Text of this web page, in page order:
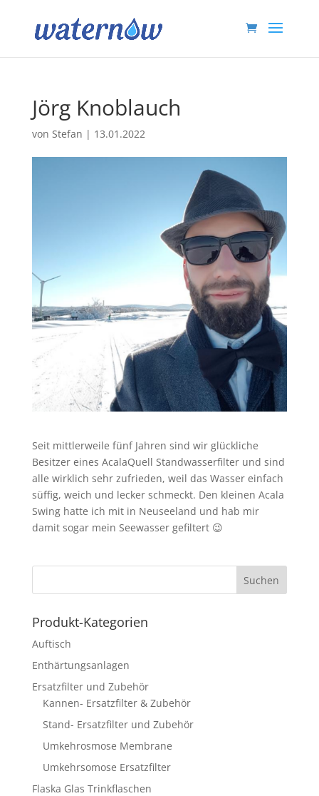
Jörg Knoblauch
von Stefan | 13.01.2022
Seit mittlerweile fünf Jahren sind wir glückliche
Besitzer eines AcalaQuell Standwasserfilter und sind
alle wirklich sehr zufrieden, weil das Wasser einfach
süffig, weich und lecker schmeckt. Den kleinen Acala
Swing hatte ich mit in Neuseeland und hab mir
damit sogar mein Seewasser gefiltert 😉
Produkt-Kategorien
Auftisch
Enthärtungsanlagen
Ersatzfilter und Zubehör
Kannen- Ersatzfilter & Zubehör
Stand- Ersatzfilter und Zubehör
Umkehrosmose Membrane
Umkehrsomose Ersatzfilter
Flaska Glas Trinkflaschen